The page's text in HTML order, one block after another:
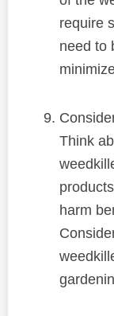
require
need to
Think
harm